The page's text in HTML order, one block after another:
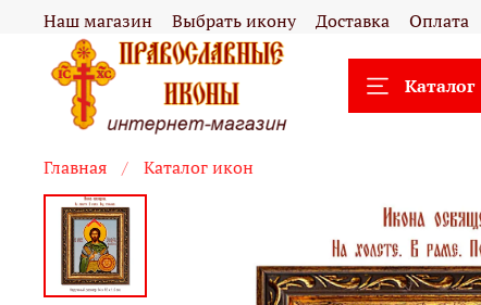
Наш магазин Выбрать икону Доставка Оплата
Каталог
Главная Каталог икон